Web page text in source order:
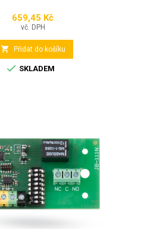
Cena
659,45 Kč
vč. DPH
 Přidat do košíku
 SKLADEM